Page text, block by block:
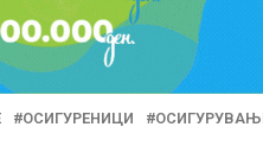
ОСИГУРЕНИЦИ